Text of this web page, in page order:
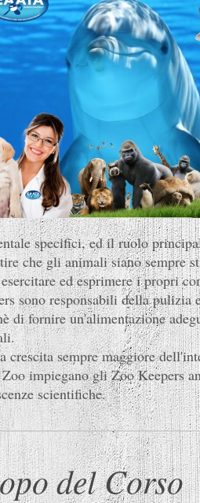
specifici, ed il ruolo
che gli animali siano sempre
ed esprimere i propri
sono responsabili della pulizia
di fornire un'alimentazione
crescita sempre maggiore
impiegano gli Zoo Keepers
scientifiche.
del Corso